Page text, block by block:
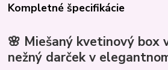
Kompletné špecifikácie
🌸 Miešaný kvetinový box
nežný darček v